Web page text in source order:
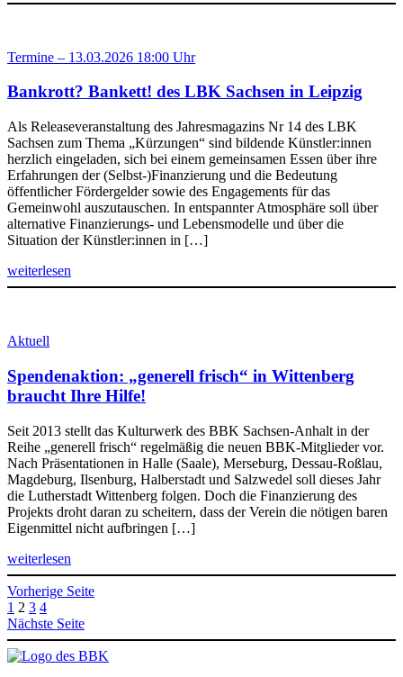
Termine – 13.03.2026 18:00 Uhr
Bankrott? Bankett! des LBK Sachsen in Leipzig
Als Releaseveranstaltung des Jahresmagazins Nr 14 des LBK
Sachsen zum Thema „Kürzungen“ sind bildende Künstler:innen
herzlich eingeladen, sich bei einem gemeinsamen Essen über ihre
Erfahrungen der (Selbst-)Finanzierung und die Bedeutung
öffentlicher Fördergelder sowie des Engagements für das
Gemeinwohl auszutauschen. In entspannter Atmosphäre soll über
alternative Finanzierungs- und Lebensmodelle und über die
Situation der Künstler:innen in […]
weiterlesen
Aktuell
Spendenaktion: „generell frisch“ in Wittenberg
braucht Ihre Hilfe!
Seit 2013 stellt das Kulturwerk des BBK Sachsen-Anhalt in der
Reihe „generell frisch“ regelmäßig die neuen BBK-Mitglieder vor.
Nach Präsentationen in Halle (Saale), Merseburg, Dessau-Roßlau,
Magdeburg, Ilsenburg, Halberstadt und Salzwedel soll dieses Jahr
die Lutherstadt Wittenberg folgen. Doch die Finanzierung des
Projekts droht daran zu scheitern, dass der Verein die nötigen baren
Eigenmittel nicht aufbringen […]
weiterlesen
Vorherige Seite
1 2 3 4
Nächste Seite